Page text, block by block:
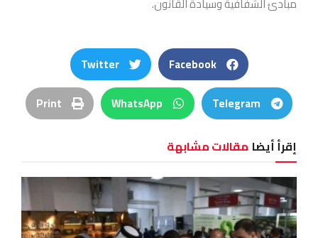
مبادئ الشفافية وسيادة القانون.
Facebook
Twitter
Telegram
WhatsApp
Print
إقرأ أيضا مقالات مشابهة